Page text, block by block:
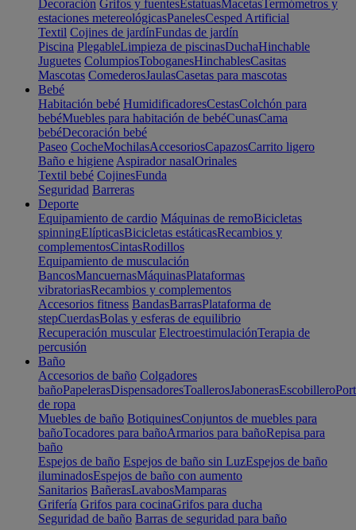
Decoración Grifos y fuentesEstatuasMacetasTermómetros y
estaciones metereológicasPanelesCesped Artificial
Textil Cojines de jardínFundas de jardín
Piscina PlegableLimpieza de piscinasDuchaHinchable
Juguetes ColumpiosToboganesHinchablesCasitas
Mascotas ComederosJaulasCasetas para mascotas
Bebé
Habitación bebé HumidificadoresCestasColchón para
bebéMuebles para habitación de bebéCunasCama
bebéDecoración bebé
Paseo CocheMochilasAccesoriosCapazosCarrito ligero
Baño e higiene Aspirador nasalOrinales
Textil bebé CojinesFunda
Seguridad Barreras
Deporte
Equipamiento de cardio Máquinas de remoBicicletas
spinningElípticasBicicletas estáticasRecambios y
complementosCintasRodillos
Equipamiento de musculación
BancosMancuernasMáquinasPlataformas
vibratoriasRecambios y complementos
Accesorios fitness BandasBarrasPlataforma de
stepCuerdasBolas y esferas de equilibrio
Recuperación muscular ElectroestimulaciónTerapia de
percusión
Baño
Accesorios de baño Colgadores
bañoPapelerasDispensadoresToallerosJabonerasEscobillero
de ropa
Muebles de baño BotiquinesConjuntos de muebles para
bañoTocadores para bañoArmarios para bañoRepisa para
baño
Espejos de baño Espejos de baño sin LuzEspejos de baño
iluminadosEspejos de baño con aumento
Sanitarios BañerasLavabosMamparas
Grifería Grifos para cocinaGrifos para ducha
Seguridad de baño Barras de seguridad para baño